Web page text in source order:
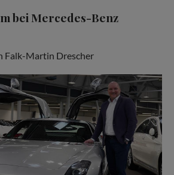
bei Mercedes-Benz
Falk-Martin Drescher